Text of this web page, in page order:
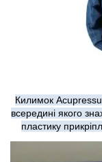
Килимок
всередині якого
пластику